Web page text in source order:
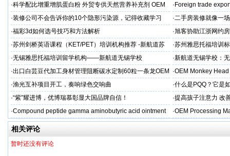
学备考之路
M/ODM定制
·科学配比增重增肌蛋白粉 外贸专供天然营养补充剂 OEM
源头定制
· Foreign trade
·装修公司不会告诉你的10个隐形污染源，记得收藏学习 ·二手房装修就像一
糟心！看完这篇再开
·福彩3d如何选号技巧和方法解析 ·旭客协助江浙网约
标杆
·苏州剑桥英语课程（KET/PET）培训机构推荐 -新航道苏
州学校
·苏州雅思托福培训
率领先
·无锡雅思托福培训留学机构——新航道无锡学校 ·新航道无锡学校：
·出口白芸豆代加工身材管理阻断碳水定制60粒一条龙OEM
贴牌
·OEM Monkey
aps
·渔光互补项目开工，奏响绿色交响曲 ·什么是PQQ？它是
·“紫”耀进博，优博瑞慕彰显大国品牌自信！ ·提高孩子注意力 改
·Compound peptide gamma aminobutyric acid ointment ·OEM Processing
相关评论
暂时还没有评论